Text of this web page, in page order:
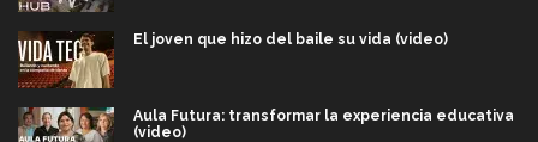
El joven que hizo del baile su vida (video)
Aula Futura: transformar la experiencia educativa
(video)